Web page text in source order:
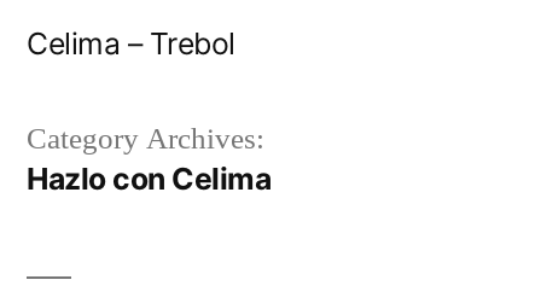
Celima – Trebol
Category Archives:
Hazlo con Celima